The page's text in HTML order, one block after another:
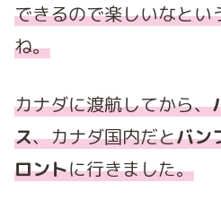
できるので楽しいなとい
ね。
カナダに渡航してから、
ス、カナダ国内だとバン
ロントに行きました。